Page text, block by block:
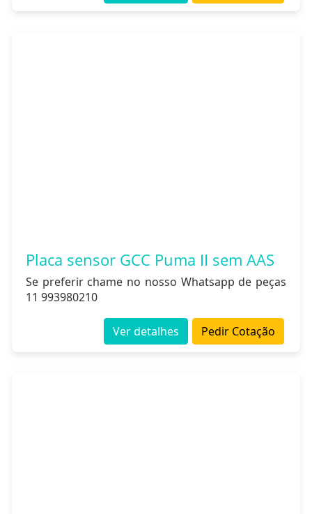
Placa sensor GCC Puma II sem AAS
Se preferir chame no nosso Whatsapp de peças
11 993980210
Pedir Cotação
Ver detalhes